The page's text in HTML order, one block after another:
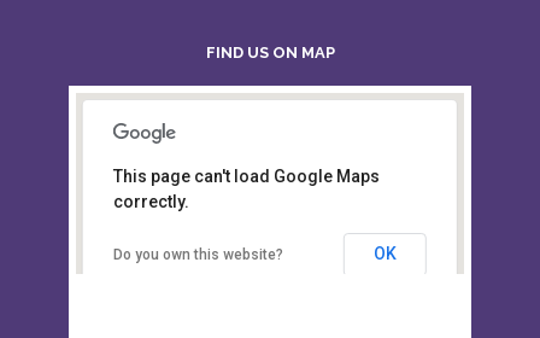
Board of Intermediate &
Sylhet
This page can't load Google Maps